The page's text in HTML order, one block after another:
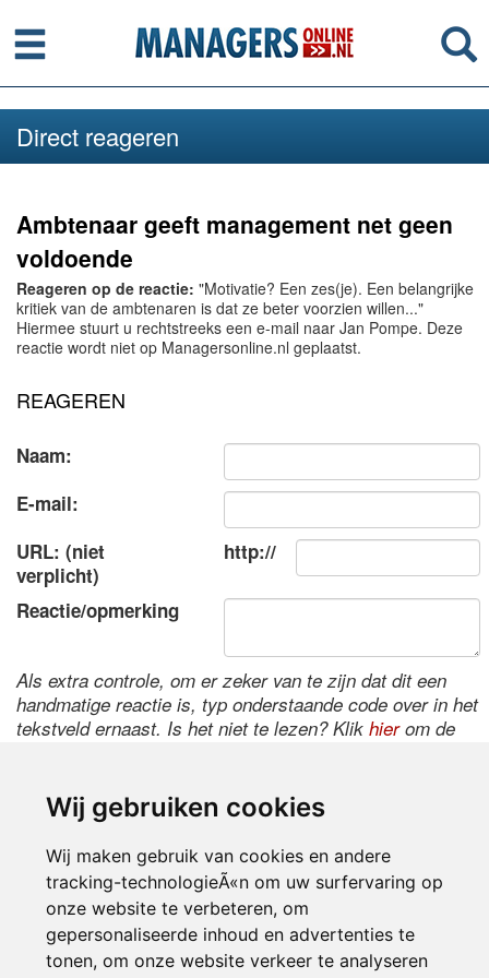
Wij gebruiken cookies
Wij maken gebruik van cookies en andere
tracking-technologieÃ«n om uw surfervaring op
onze website te verbeteren, om
gepersonaliseerde inhoud en advertenties te
tonen, om onze website verkeer te analyseren
Menu
Direct reageren
Ambtenaar geeft management net geen
voldoende
Reageren op de reactie: "Motivatie? Een zes(je). Een belangrijke
kritiek van de ambtenaren is dat ze beter voorzien willen..."
Hiermee stuurt u rechtstreeks een e-mail naar Jan Pompe. Deze
reactie wordt niet op Managersonline.nl geplaatst.
REAGEREN
Naam:
E-mail:
URL: (niet
verplicht)
http://
Reactie/opmerking
Als extra controle, om er zeker van te zijn dat dit een
handmatige reactie is, typ onderstaande code over in het
tekstveld ernaast. Is het niet te lezen? Klik hierom de